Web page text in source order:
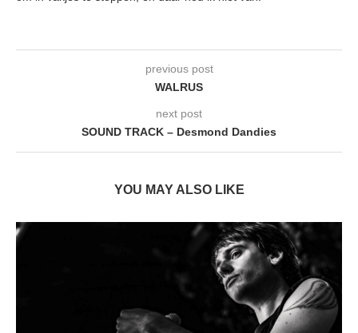
previous post
WALRUS
next post
SOUND TRACK – Desmond Dandies
YOU MAY ALSO LIKE